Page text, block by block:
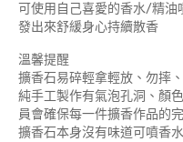
可使用自己喜愛的香水/精
發出來舒緩身心持續散香
溫馨提醒
擴香石易碎輕拿輕放、勿摔
純手工製作有氣泡孔洞、顏
員會確保每一件擴香作品的
擴香石本身沒有味道可噴香